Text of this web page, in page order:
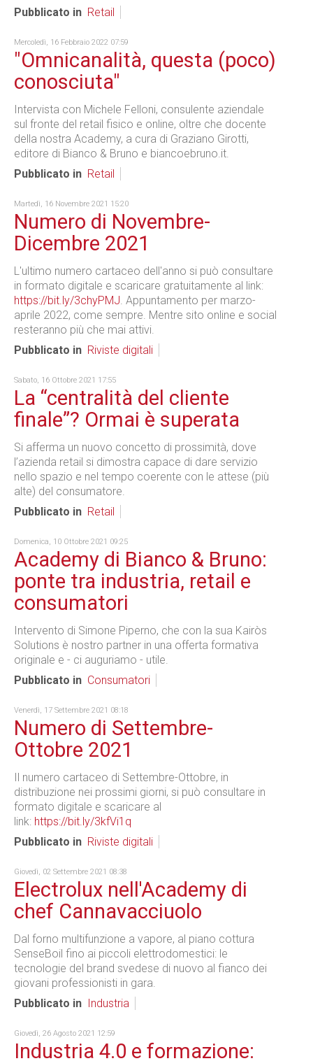
Pubblicato in Retail
Mercoledì, 16 Febbraio 2022 07:59
"Omnicanalità, questa (poco)
conosciuta"
Intervista con Michele Felloni, consulente aziendale
sul fronte del retail fisico e online, oltre che docente
della nostra Academy, a cura di Graziano Girotti,
editore di Bianco & Bruno e biancoebruno.it.
Pubblicato in Retail
Martedì, 16 Novembre 2021 15:20
Numero di Novembre-
Dicembre 2021
L'ultimo numero cartaceo dell'anno si può consultare
in formato digitale e scaricare gratuitamente al link:
https://bit.ly/3chyPMJ. Appuntamento per marzo-
aprile 2022, come sempre. Mentre sito online e social
resteranno più che mai attivi.
Pubblicato in Riviste digitali
Sabato, 16 Ottobre 2021 17:55
La “centralità del cliente
finale”? Ormai è superata
Si afferma un nuovo concetto di prossimità, dove
l’azienda retail si dimostra capace di dare servizio
nello spazio e nel tempo coerente con le attese (più
alte) del consumatore.
Pubblicato in Retail
Domenica, 10 Ottobre 2021 09:25
Academy di Bianco & Bruno:
ponte tra industria, retail e
consumatori
Intervento di Simone Piperno, che con la sua Kairòs
Solutions è nostro partner in una offerta formativa
originale e - ci auguriamo - utile.
Pubblicato in Consumatori
Venerdì, 17 Settembre 2021 08:18
Numero di Settembre-
Ottobre 2021
Il numero cartaceo di Settembre-Ottobre, in
distribuzione nei prossimi giorni, si può consultare in
formato digitale e scaricare al
link: https://bit.ly/3kfVi1q
Pubblicato in Riviste digitali
Giovedì, 02 Settembre 2021 08:38
Electrolux nell'Academy di
chef Cannavacciuolo
Dal forno multifunzione a vapore, al piano cottura
SenseBoil fino ai piccoli elettrodomestici: le
tecnologie del brand svedese di nuovo al fianco dei
giovani professionisti in gara.
Pubblicato in
Industria
Giovedì, 26 Agosto 2021 12:59
Industria 4.0 e formazione: